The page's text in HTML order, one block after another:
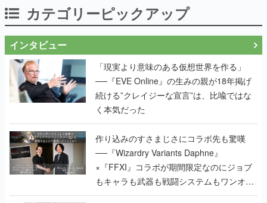
カテゴリーピックアップ
インタビュー
「現実より意味のある仮想世界を作る」
──『EVE Online』の生みの親が18年掲げ
続ける”クレイジーな宣言”は、比喩ではな
く本気だった
作り込みのすさまじさにコラボ先も驚嘆
──『Wizardry Variants Daphne』
×『FFXI』コラボが期間限定なのにジョブ
もキャラも武器も戦闘システムもワンオフ
で作り込まれた理由を両ディレクターに聞